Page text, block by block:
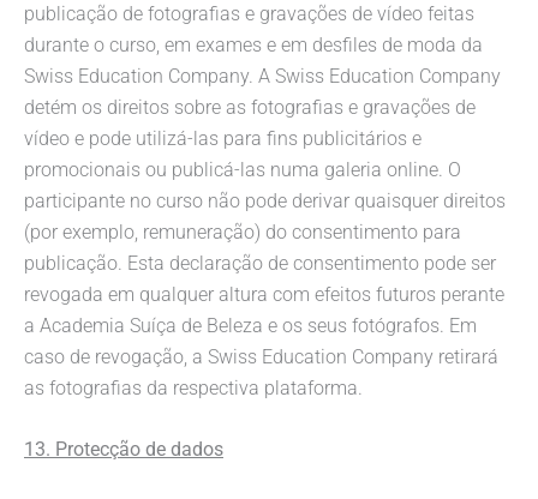
publicação de fotografias e gravações de vídeo feitas
durante o curso, em exames e em desfiles de moda da
Swiss Education Company. A Swiss Education Company
detém os direitos sobre as fotografias e gravações de
vídeo e pode utilizá-las para fins publicitários e
promocionais ou publicá-las numa galeria online. O
participante no curso não pode derivar quaisquer direitos
(por exemplo, remuneração) do consentimento para
publicação. Esta declaração de consentimento pode ser
revogada em qualquer altura com efeitos futuros perante
a Academia Suíça de Beleza e os seus fotógrafos. Em
caso de revogação, a Swiss Education Company retirará
as fotografias da respectiva plataforma.
13. Protecção de dados